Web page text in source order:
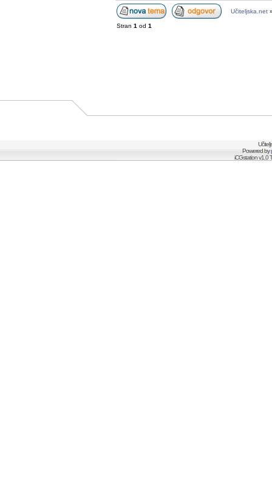
Učiteljska.net
Stran 1 od 1
Powered by
iCGstation v1.0